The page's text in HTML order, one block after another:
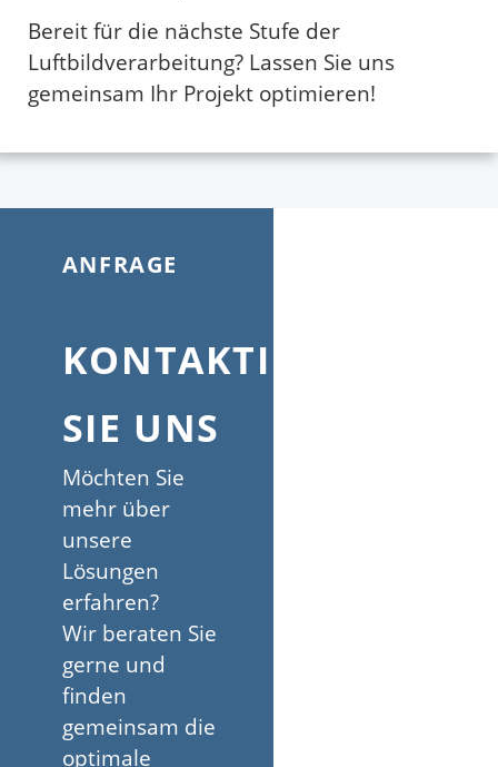
Bereit für die nächste Stufe der
Luftbildverarbeitung? Lassen Sie uns
gemeinsam Ihr Projekt optimieren!
ANFRAGE
KONTAKTIEREN
SIE UNS
Möchten Sie
mehr über
unsere
Lösungen
erfahren?
Wir beraten Sie
gerne und
finden
gemeinsam die
optimale